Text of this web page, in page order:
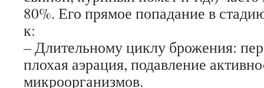
80%. Его прямое попадание в
к:
– Длительному циклу брожения:
плохая аэрация, подавление
микроорганизмов.